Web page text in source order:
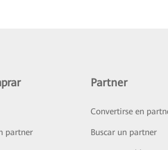
partner
Partner
Convertirse en
Buscar un partner